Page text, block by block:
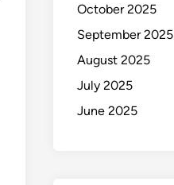
October 2025
September 2025
August 2025
July 2025
June 2025